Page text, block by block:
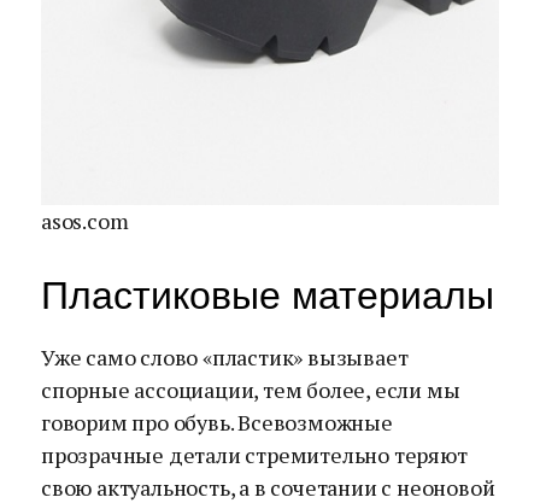
asos.com
Пластиковые материалы
Уже само слово «пластик» вызывает
спорные ассоциации, тем более, если мы
говорим про обувь. Всевозможные
прозрачные детали стремительно теряют
свою актуальность, а в сочетании с неоновой